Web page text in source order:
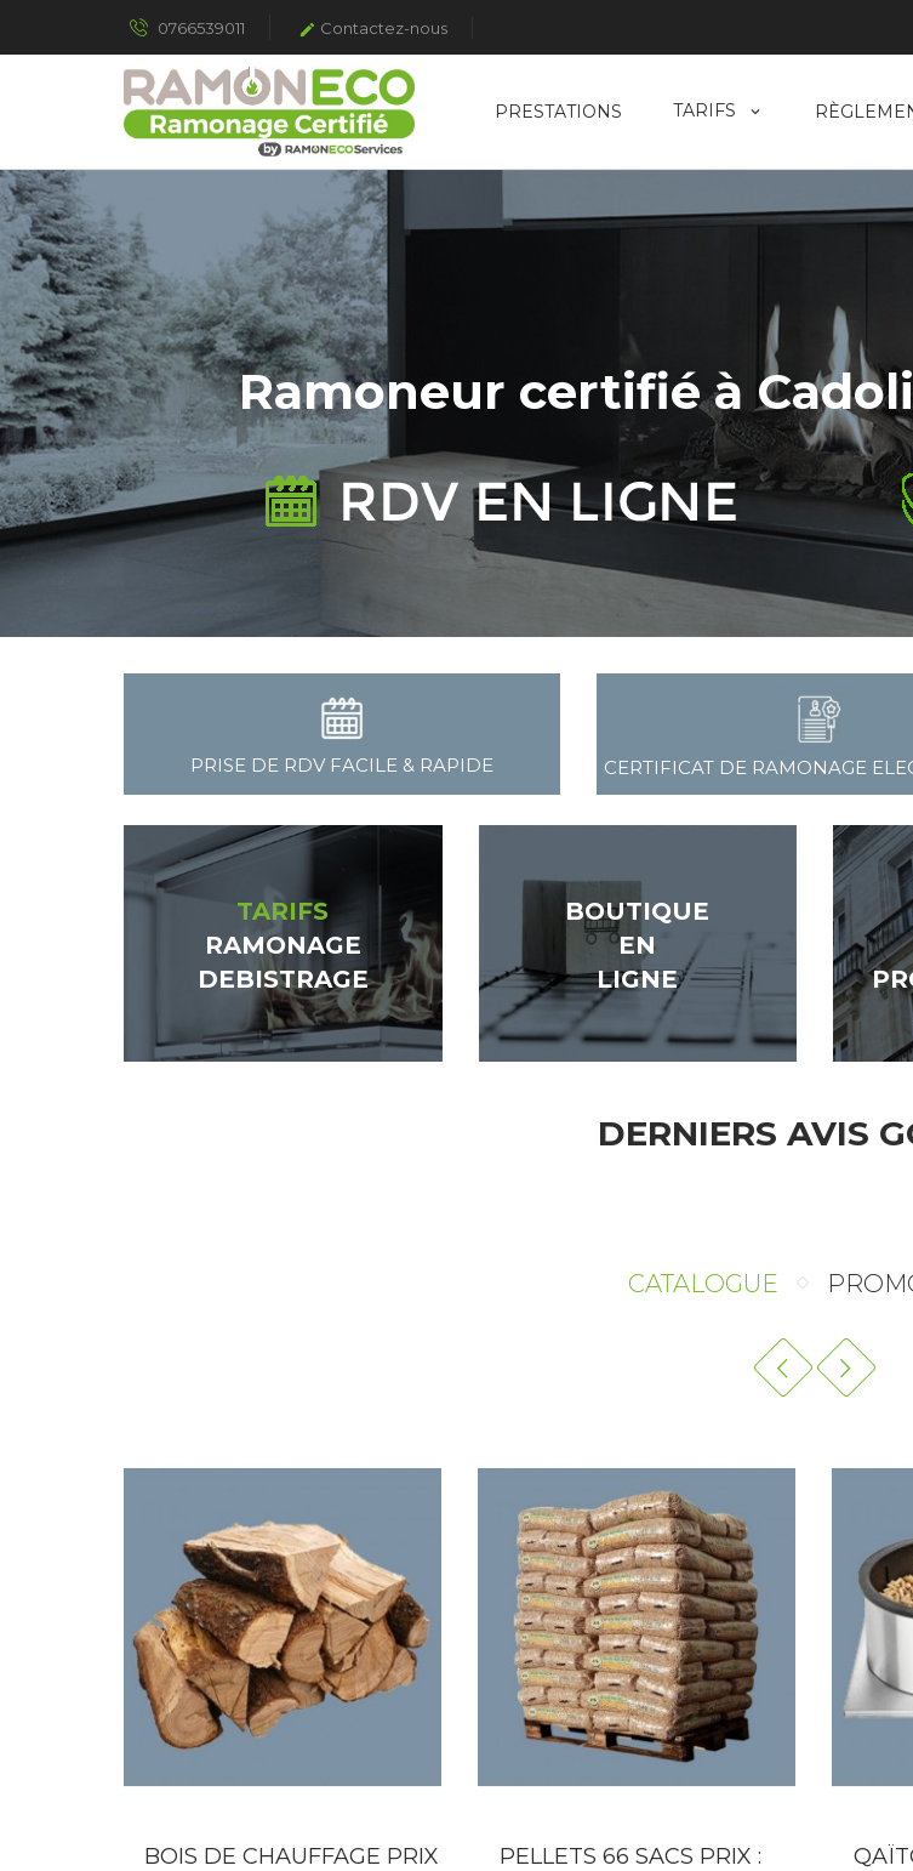
0766539011  Contactez-nous
PRESTATIONS TARIFS
Ramoneur certifié à
PRISE DE RDV FACILE & RAPIDE CERTIFICAT DE RAMONAGE
TARIFS
RAMONAGE
DEBISTRAGE
BOUTIQUE
EN
LIGNE
DERNIERS AVIS
CATALOGUE
PELLETS 66 SACS PRIX :
QAÏTO 30 GRAND INSERT-